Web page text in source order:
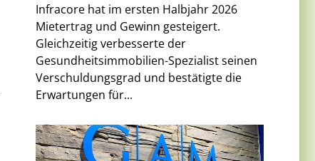
Infracore hat im ersten Halbjahr 2026
Mietertrag und Gewinn gesteigert.
Gleichzeitig verbesserte der
Gesundheitsimmobilien-Spezialist seinen
Verschuldungsgrad und bestätigte die
Erwartungen für...